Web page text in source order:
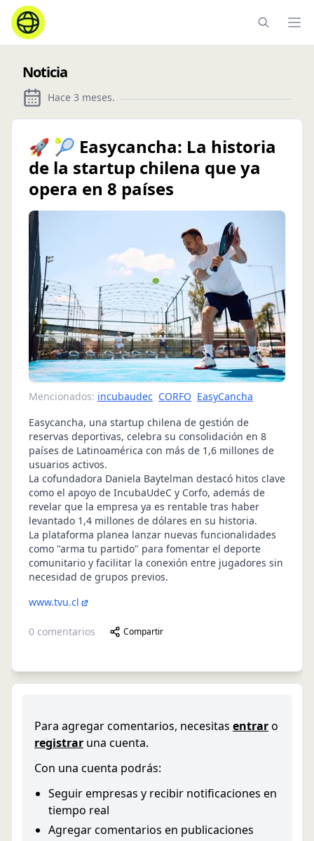
Noticia
Hace 3 meses.
🚀 🎾 Easycancha: La historia
de la startup chilena que ya
opera en 8 países
Mencionados: incubaudec CORFO EasyCancha
Easycancha, una startup chilena de gestión de
reservas deportivas, celebra su consolidación en 8
países de Latinoamérica con más de 1,6 millones de
usuarios activos.
La cofundadora Daniela Baytelman destacó hitos clave
como el apoyo de IncubaUdeC y Corfo, además de
revelar que la empresa ya es rentable tras haber
levantado 1,4 millones de dólares en su historia.
La plataforma planea lanzar nuevas funcionalidades
como "arma tu partido" para fomentar el deporte
comunitario y facilitar la conexión entre jugadores sin
necesidad de grupos previos.
www.tvu.cl
0 comentarios Compartir
Para agregar comentarios, necesitas entraro
registrar una cuenta.
Con una cuenta podrás:
Seguir empresas y recibir notificaciones en
tiempo real
Agregar comentarios en publicaciones